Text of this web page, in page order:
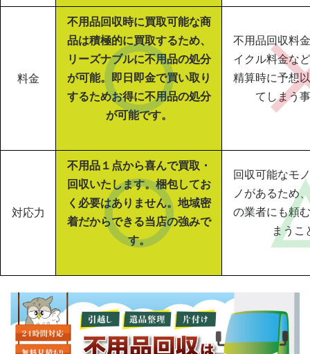
料金
不用品回収時に買取可能な商
品は積極的に買取するため、
リーズナブルに不用品の処分
が可能。即日即金で買い取り
するためお得に不用品の処分
が可能です。
不用品回収料
イクル料金な
精算時に予想
てしまう
対応力
不用品１点から喜んで買取・
回収いたします。梱包してお
く必要はありません。地域密
着だからできる当店の強みで
す。
回収可能なモ
ノがあるため
の業者にも頼
まうこ